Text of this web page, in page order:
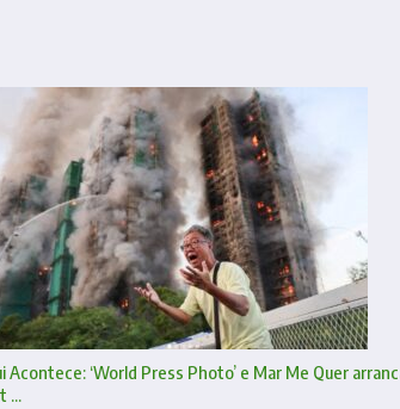
Acontece: ‘World Press Photo’ e Mar Me Quer
...